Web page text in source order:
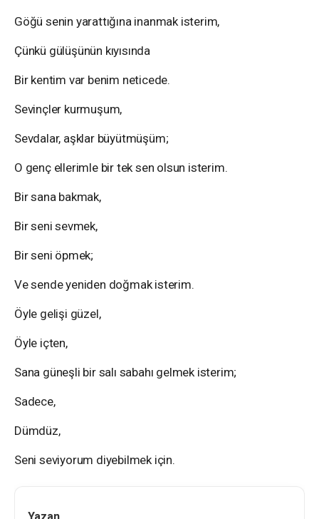
Göğü senin yarattığına inanmak isterim,
Çünkü gülüşünün kıyısında
Bir kentim var benim neticede.
Sevinçler kurmuşum,
Sevdalar, aşklar büyütmüşüm;
O genç ellerimle bir tek sen olsun isterim.
Bir sana bakmak,
Bir seni sevmek,
Bir seni öpmek;
Ve sende yeniden doğmak isterim.
Öyle gelişi güzel,
Öyle içten,
Sana güneşli bir salı sabahı gelmek isterim;
Sadece,
Dümdüz,
Seni seviyorum diyebilmek için.
Yazan